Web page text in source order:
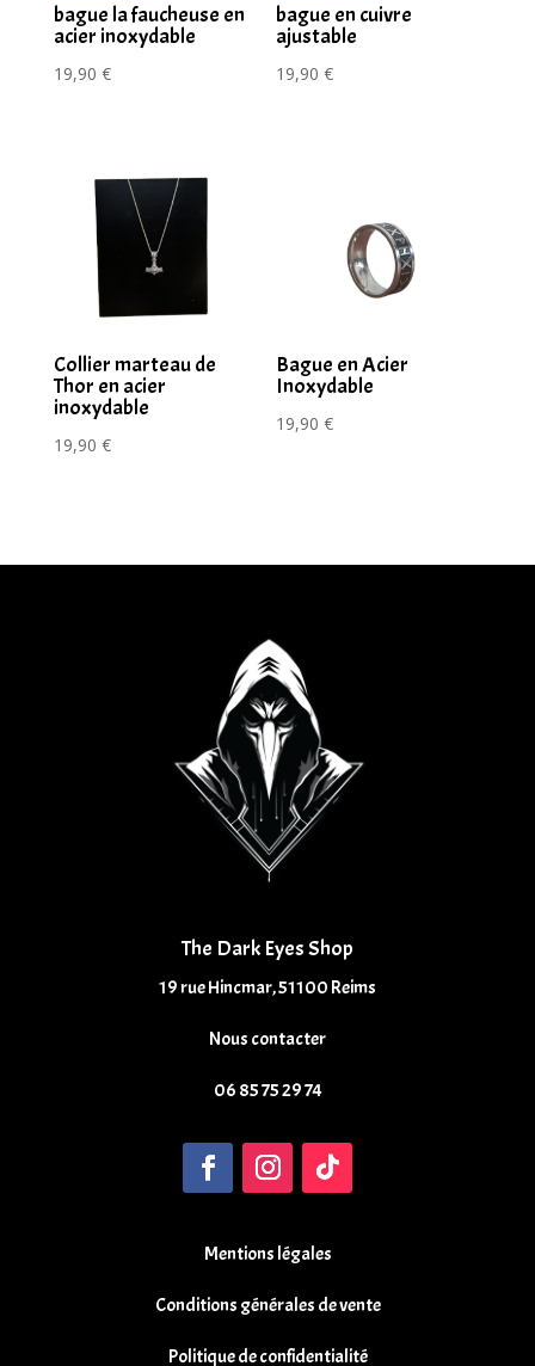
bague la faucheuse en
acier inoxydable
19,90 €
bague en cuivre
ajustable
19,90€
Collier marteau de
Thor en acier
inoxydable
19,90 €
Bague en Acier
Inoxydable
19,90€
The Dark Eyes Shop
19 rue Hincmar, 51100 Reims
Nous contacter
06 85 75 29 74
Mentions légales
Conditions générales de vente
Politique de confidentialité